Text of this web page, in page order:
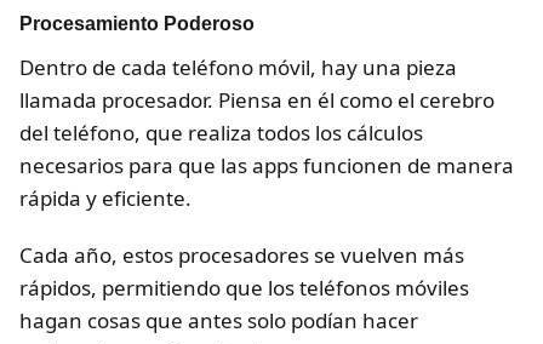
Procesamiento Poderoso
Dentro de cada teléfono móvil, hay una pieza
llamada procesador. Piensa en él como el cerebro
del teléfono, que realiza todos los cálculos
necesarios para que las apps funcionen de manera
rápida y eficiente.
Cada año, estos procesadores se vuelven más
rápidos, permitiendo que los teléfonos móviles
hagan cosas que antes solo podían hacer